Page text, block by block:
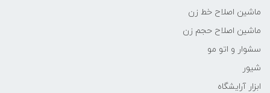
ماشین اصلاح خط زن
ماشین اصلاح حجم زن
سشوار و اتو مو
شیور
ابزار آرایشگاه